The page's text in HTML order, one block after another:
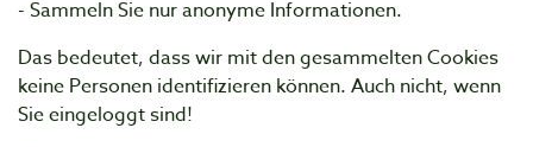
- Sammeln Sie nur anonyme Informationen.
Das bedeutet, dass wir mit den gesammelten Cookies
keine Personen identifizieren können. Auch nicht, wenn
Sie eingeloggt sind!